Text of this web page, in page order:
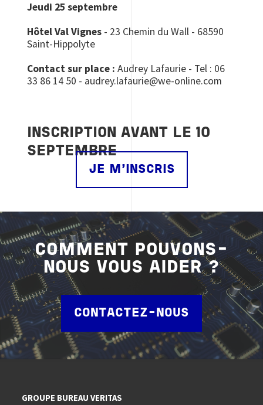
Jeudi 25 septembre
Hôtel Val Vignes- 23 Chemin du Wall - 68590
Saint-Hippolyte
Contact sur place : Audrey Lafaurie - Tel : 06
33 86 14 50 - audrey.lafaurie@we-online.com
INSCRIPTION AVANT LE 10
SEPTEMBRE
JE M'INSCRIS
COMMENT POUVONS-
NOUS VOUS AIDER ?
CONTACTEZ-NOUS
GROUPE BUREAU VERITAS